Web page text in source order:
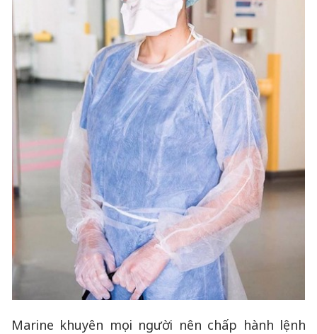
Marine khuyên mọi người nên chấp hành lệnh